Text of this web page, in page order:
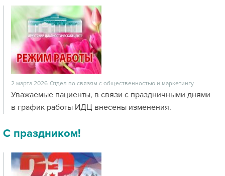
2 марта 2026 Отдел по связям с общественностью и маркетингу
Уважаемые пациенты, в связи с праздничными днями
в график работы ИДЦ внесены изменения.
С праздником!